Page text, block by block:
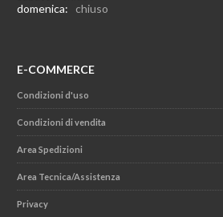
domenica: chiuso
E-COMMERCE
Condizioni d'uso
Condizioni di vendita
Area Spedizioni
Area Tecnica/Assistenza
Privacy